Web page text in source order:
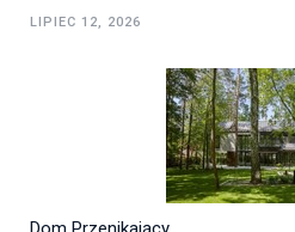
LIPIEC 12, 2026